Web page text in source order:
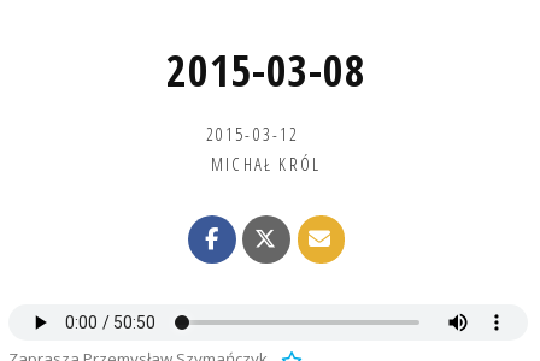
2015-03-08
2015-03-12
MICHAŁ KRÓL